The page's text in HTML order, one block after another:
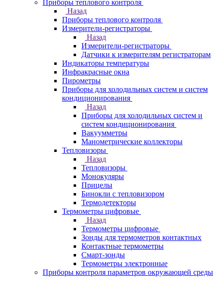
Приборы теплового контроля
Назад
Приборы теплового контроля
Измерители-регистраторы
Назад
Измерители-регистраторы
Датчики к измерителям регистраторам
Индикаторы температуры
Инфракрасные окна
Пирометры
Приборы для холодильных систем и систем
кондиционирования
Назад
Приборы для холодильных систем и
систем кондиционирования
Вакуумметры
Манометрические коллекторы
Тепловизоры
Назад
Тепловизоры
Монокуляры
Прицелы
Бинокли с тепловизором
Термодетекторы
Термометры цифровые
Назад
Термометры цифровые
Зонды для термометров контактных
Контактные термометры
Смарт-зонды
Термометры электронные
Приборы контроля параметров окружающей среды